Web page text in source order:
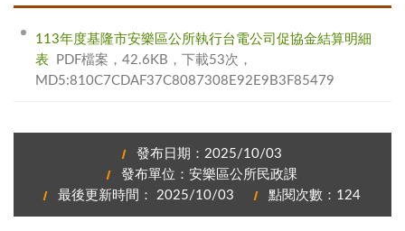
113年度基隆市安樂區公所執行台電公司促協金結算明細
表
PDF檔案，42.6KB，下載53次，
MD5:810C7CDAF37C8087308E92E9B3F85479
發布日期：2025/10/03
發布單位：安樂區公所民政課
最後更新時間： 2025/10/03
點閱次數：124